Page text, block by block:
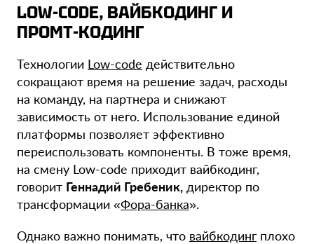
LOW-CODE, ВАЙБКОДИНГ И
ПРОМТ-КОДИНГ
Технологии Low-code действительно
сокращают время на решение задач, расходы
на команду, на партнера и снижают
зависимость от него. Использование единой
платформы позволяет эффективно
переиспользовать компоненты. В тоже время,
на смену Low-code приходит вайбкодинг,
говорит Геннадий Гребеник, директор по
трансформации «Фора-банка».
Однако важно понимать, что вайбкодингплохо